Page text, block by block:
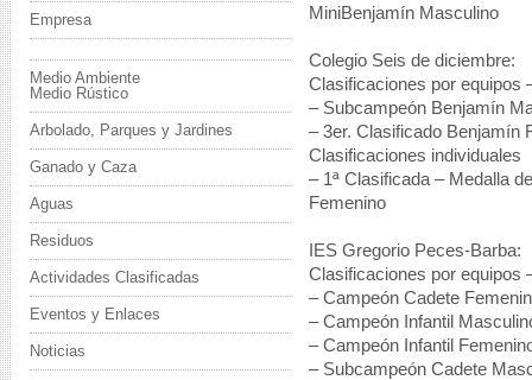
MiniBenjamín Masculino
Colegio Seis de diciembre:
Clasificaciones por equipos
– Subcampeón Benjamín
– 3er. Clasificado Benjamín
Clasificaciones individuales
– 1ª Clasificada – Medalla
Femenino
IES Gregorio Peces-Barba:
Clasificaciones por equipos
– Campeón Cadete
– Campeón Infantil
– Campeón Infantil
– Subcampeón Cadete
Empresa
Medio Ambiente
Medio Rústico
Arbolado, Parques y Jardines
Ganado y Caza
Aguas
Residuos
Actividades Clasificadas
Eventos y Enlaces
Noticias